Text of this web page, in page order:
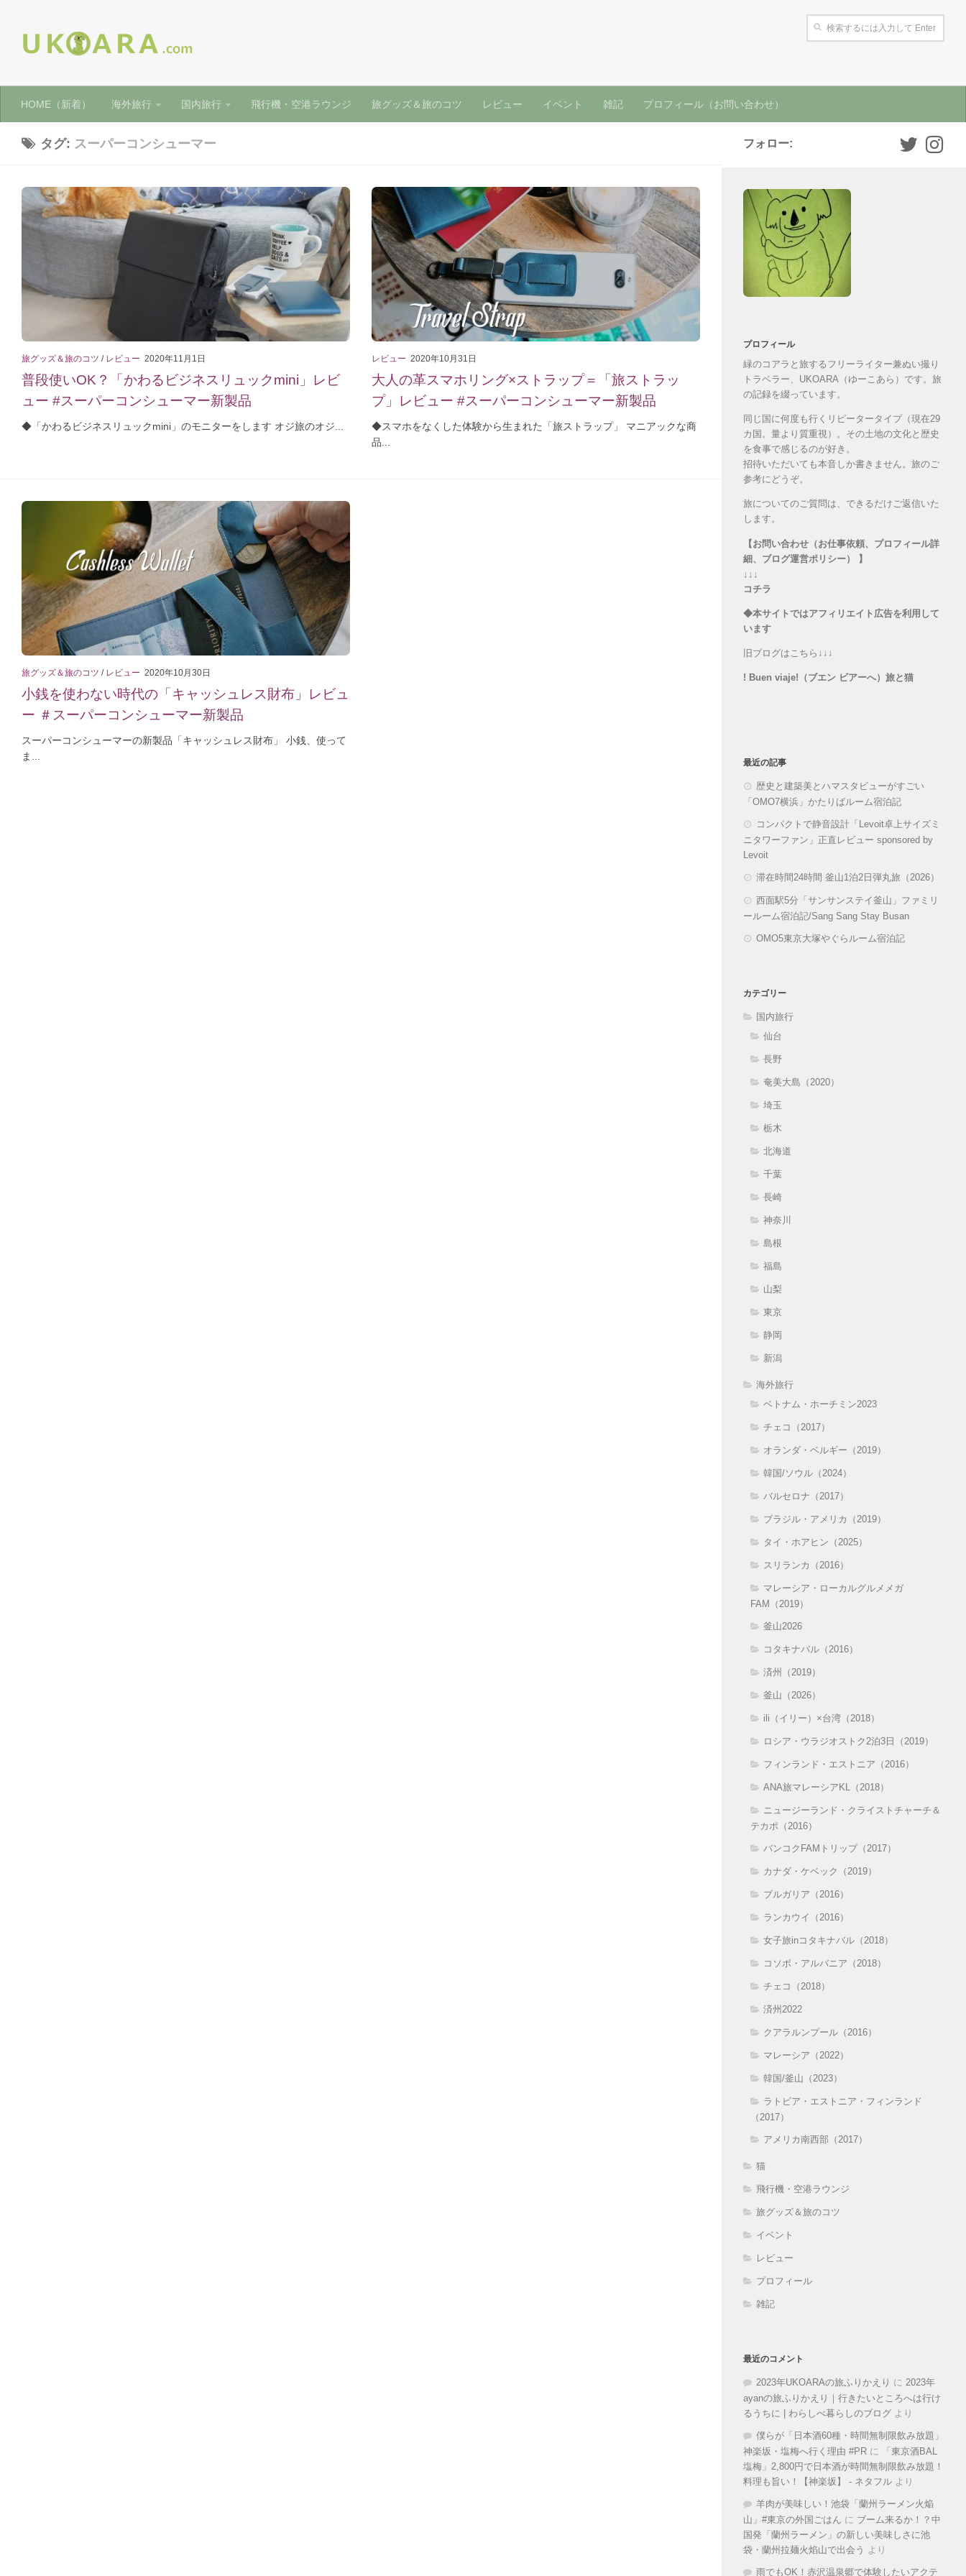
HOME（新着） 海外旅行 国内旅行 飛行機・空港ラウンジ 旅グッズ＆旅のコツ レビュー イベント 雑記 プロフィール（お問い合わせ）
タグ: スーパーコンシューマー
旅グッズ＆旅のコツ / レビュー 2020年11月1日
普段使いOK？「かわるビジネスリュックmini」レビ
ュー #スーパーコンシューマー新製品
◆「かわるビジネスリュックmini」のモニターをします オジ旅のオジ...
レビュー 2020年10月31日
大人の革スマホリング×ストラップ＝「旅ストラッ
プ」レビュー #スーパーコンシューマー新製品
◆スマホをなくした体験から生まれた「旅ストラップ」 マニアックな商
品...
旅グッズ＆旅のコツ / レビュー 2020年10月30日
小銭を使わない時代の「キャッシュレス財布」レビュ
ー ＃スーパーコンシューマー新製品
スーパーコンシューマーの新製品「キャッシュレス財布」 小銭、使って
ま...
フォロー:
プロフィール
緑のコアラと旅するフリーライター兼ぬい撮り
トラベラー、UKOARA（ゆーこあら）です。旅
の記録を綴っています。
同じ国に何度も行くリピータータイプ（現在29
カ国。量より質重視）。その土地の文化と歴史
を食事で感じるのが好き。
招待いただいても本音しか書きません。旅のご
参考にどうぞ。
旅についてのご質問は、できるだけご返信いた
します。
【お問い合わせ（お仕事依頼、プロフィール詳
細、ブログ運営ポリシー） 】
↓↓↓
コチラ
◆本サイトではアフィリエイト広告を利用して
います
旧ブログはこちら↓↓↓
! Buen viaje!（ブエン ビアーへ）旅と猫
最近の記事
歴史と建築美とハマスタビューがすごい
「OMO7横浜」かたりばルーム宿泊記
コンパクトで静音設計「Levoit卓上サイズミ
ニタワーファン」正直レビュー sponsored by
Levoit
滞在時間24時間 釜山1泊2日弾丸旅（2026）
西面駅5分「サンサンステイ釜山」ファミリ
ールーム宿泊記/Sang Sang Stay Busan
OMO5東京大塚やぐらルーム宿泊記
カテゴリー
国内旅行
仙台
長野
奄美大島（2020）
埼玉
栃木
北海道
千葉
長崎
神奈川
島根
福島
山梨
東京
静岡
新潟
海外旅行
ベトナム・ホーチミン2023
チェコ（2017）
オランダ・ベルギー（2019）
韓国/ソウル（2024）
バルセロナ（2017）
ブラジル・アメリカ（2019）
タイ・ホアヒン（2025）
スリランカ（2016）
マレーシア・ローカルグルメメガ
FAM（2019）
釜山2026
コタキナバル（2016）
済州（2019）
釜山（2026）
ili（イリー）×台湾（2018）
ロシア・ウラジオストク2泊3日（2019）
フィンランド・エストニア（2016）
ANA旅マレーシアKL（2018）
ニュージーランド・クライストチャーチ＆
テカポ（2016）
バンコクFAMトリップ（2017）
カナダ・ケベック（2019）
ブルガリア（2016）
ランカウイ（2016）
女子旅inコタキナバル（2018）
コソボ・アルバニア（2018）
チェコ（2018）
済州2022
クアラルンプール（2016）
マレーシア（2022）
韓国/釜山（2023）
ラトビア・エストニア・フィンランド
（2017）
アメリカ南西部（2017）
猫
飛行機・空港ラウンジ
旅グッズ＆旅のコツ
イベント
レビュー
プロフィール
雑記
最近のコメント
2023年UKOARAの旅ふりかえり に 2023年
ayanの旅ふりかえり｜行きたいところへは行け
るうちに | わらしべ暮らしのブログ より
僕らが「日本酒60種・時間無制限飲み放題」
神楽坂・塩梅へ行く理由 #PR に
「東京酒BAL
塩梅」2,800円で日本酒が時間無制限飲み放題！
料理も旨い！【神楽坂】 - ネタフル より
羊肉が美味しい！池袋「蘭州ラーメン火焔
山」#東京の外国ごはん に ブーム来るか！？中
国発「蘭州ラーメン」の新しい美味しさに池
袋・蘭州拉麺火焰山で出会う より
雨でもOK！赤沢温泉郷で体験したいアクテ